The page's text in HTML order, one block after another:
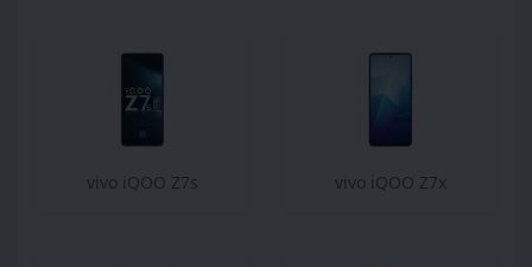
vivo iQOO Z7s vivo iQOO Z7x